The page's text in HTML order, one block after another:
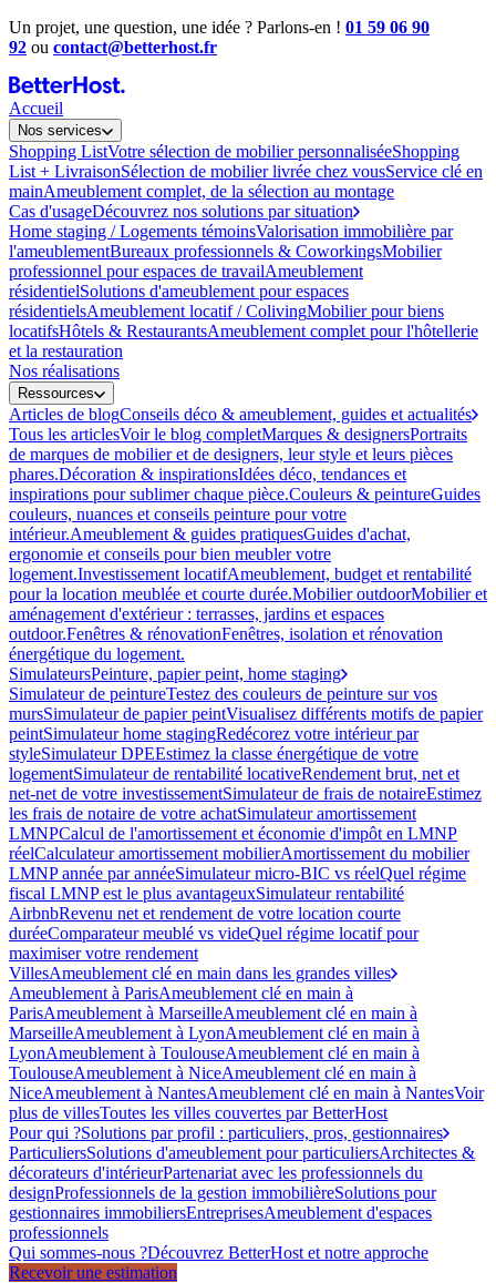
Un projet, une question, une idée ? Parlons-en ! 01 59 06 90
92 ou contact@betterhost.fr
Accueil
Nos services
Shopping ListVotre sélection de mobilier personnaliséeShopping
List + LivraisonSélection de mobilier livrée chez vousService clé en
mainAmeublement complet, de la sélection au montage
Cas d'usageDécouvrez nos solutions par situation
Home staging / Logements témoinsValorisation immobilière par
l'ameublementBureaux professionnels & CoworkingsMobilier
professionnel pour espaces de travailAmeublement
résidentielSolutions d'ameublement pour espaces
résidentielsAmeublement locatif / ColivingMobilier pour biens
locatifsHôtels & RestaurantsAmeublement complet pour l'hôtellerie
et la restauration
Nos réalisations
Ressources
Articles de blogConseils déco & ameublement, guides et actualités
Tous les articlesVoir le blog completMarques & designersPortraits
de marques de mobilier et de designers, leur style et leurs pièces
phares.Décoration & inspirationsIdées déco, tendances et
inspirations pour sublimer chaque pièce.Couleurs & peintureGuides
couleurs, nuances et conseils peinture pour votre
intérieur.Ameublement & guides pratiquesGuides d'achat,
ergonomie et conseils pour bien meubler votre
logement.Investissement locatifAmeublement, budget et rentabilité
pour la location meublée et courte durée.Mobilier outdoorMobilier et
aménagement d'extérieur : terrasses, jardins et espaces
outdoor.Fenêtres & rénovationFenêtres, isolation et rénovation
énergétique du logement.
SimulateursPeinture, papier peint, home staging
Simulateur de peintureTestez des couleurs de peinture sur vos
mursSimulateur de papier peintVisualisez différents motifs de papier
peintSimulateur home stagingRedécorez votre intérieur par
styleSimulateur DPEEstimez la classe énergétique de votre
logementSimulateur de rentabilité locativeRendement brut, net et
net-net de votre investissementSimulateur de frais de notaireEstimez
les frais de notaire de votre achatSimulateur amortissement
LMNPCalcul de l'amortissement et économie d'impôt en LMNP
réelCalculateur amortissement mobilierAmortissement du mobilier
LMNP année par annéeSimulateur micro-BIC vs réelQuel régime
fiscal LMNP est le plus avantageuxSimulateur rentabilité
AirbnbRevenu net et rendement de votre location courte
duréeComparateur meublé vs videQuel régime locatif pour
maximiser votre rendement
VillesAmeublement clé en main dans les grandes villes
Ameublement à ParisAmeublement clé en main à
ParisAmeublement à MarseilleAmeublement clé en main à
MarseilleAmeublement à LyonAmeublement clé en main à
LyonAmeublement à ToulouseAmeublement clé en main à
ToulouseAmeublement à NiceAmeublement clé en main à
NiceAmeublement à NantesAmeublement clé en main à NantesVoir
plus de villesToutes les villes couvertes par BetterHost
Pour qui ?Solutions par profil : particuliers, pros, gestionnaires
ParticuliersSolutions d'ameublement pour particuliersArchitectes &
décorateurs d'intérieurPartenariat avec les professionnels du
designProfessionnels de la gestion immobilièreSolutions pour
gestionnaires immobiliersEntreprisesAmeublement d'espaces
professionnels
Qui sommes-nous ?Découvrez BetterHost et notre approche
Recevoir une estimation